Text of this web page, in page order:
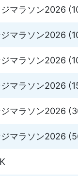
ジマラソン2026
ジマラソン2026
マラソン2026
マラソン2026
ジマラソン2026
ジマラソン2026